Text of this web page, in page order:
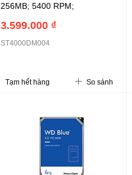
256MB; 5400 RPM;
3.599.000 ₫
ST4000DM004
Tạm hết hàng So sánh